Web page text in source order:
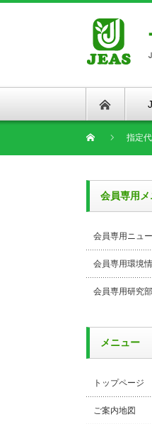
指定
会員専用
会員専用ニュ
会員専用環境
会員専用研究
メニュー
トップページ
ご案内地図